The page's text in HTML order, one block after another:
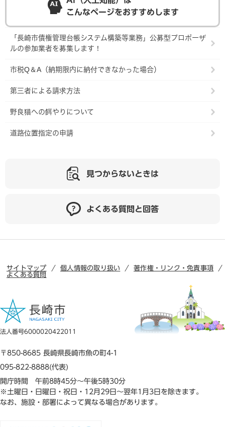
こんなページをおすすめします
「長崎市債権管理台帳システム構築等業務」公募型プロポーザ
ルの参加業者を募集します！
市税Q＆A（納期限内に納付できなかった場合）
第三者による請求方法
野良猫への餌やりについて
道路位置指定の申請
見つからないときは
よくある質問と回答
サイトマップ 個人情報の取り扱い
著作権・リンク・免責事項
よくある質問
法人番号6000020422011
〒850-8685 長崎県長崎市魚の町4-1
095-822-8888(代表)
開庁時間 午前8時45分～午後5時30分
※土曜日・日曜日・祝日・12月29日～翌年1月3日を除きます。
なお、施設・部署によって異なる場合があります。